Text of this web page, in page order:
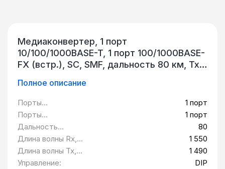
Медиаконвертер, 1 порт
10/100/1000BASE-T, 1 порт 100/1000BASE-
FX (встр.), SC, SMF, дальность 80 км, Tx
управление DIP, 70x26x94 мм, внешний
БП, 220В AC QTECH QMC-2203-
SCBIDI31/55SM80
Полное описание
Порты
10/100/1000BASE-
T:
1 порт
Порты
100/1000BASE-FX
(встроенные):
1 порт
Дальность
передачи, км:
80
Длина волны Rx,
нм:
1 550
Длина волны Tx,
нм:
1 490
Управление:
DIP